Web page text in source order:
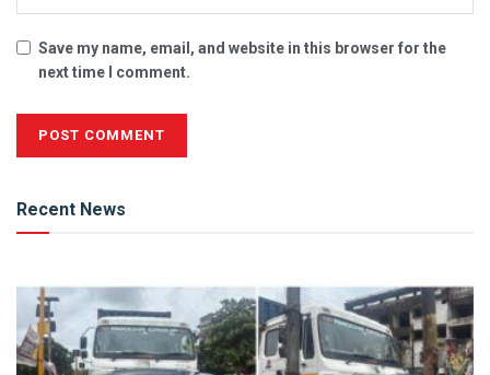
Save my name, email, and website in this browser for the
next time I comment.
Recent News